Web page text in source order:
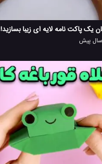
یک پاکت نامه لایه ای زیبا بسازید!